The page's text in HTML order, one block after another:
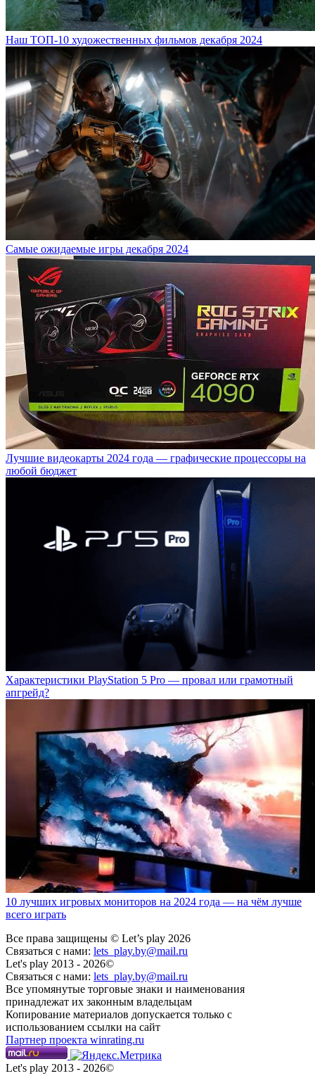
Наш ТОП-10 художественных фильмов декабря 2024
Самые ожидаемые игры декабря 2024
Лучшие видеокарты 2024 года — графические процессоры на
любой бюджет
Характеристики PlayStation 5 Pro — провал или грамотный
апгрейд?
10 лучших игровых мониторов на 2024 года — на чём лучше
всего играть
Все права защищены © Let’s play 2026
Связаться с нами: lets_play.by@mail.ru
Let's play 2013 - 2026©
Связаться с нами: lets_play.by@mail.ru
Все упомянутые торговые знаки и наименования
принадлежат их законным владельцам
Копирование материалов допускается только с
использованием ссылки на сайт
Партнер проекта winrating.ru
Let's play 2013 - 2026©